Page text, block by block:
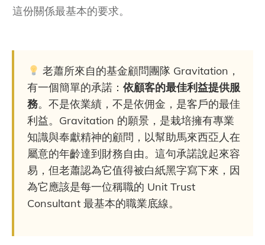
這份關係最基本的要求。
老蕭所來自的基金顧問團隊 Gravitation，
有一個簡單的承諾： 依顧客的最佳利益提供服
務。不是依業績，不是依佣金，是客戶的最佳
利益。Gravitation 的願景，是栽培擁有專業
知識與奉獻精神的顧問，以幫助馬來西亞人在
屬意的年齡達到財務自由。這句承諾說起來容
易，但老蕭認為它值得被白紙黑字寫下來，因
為它應該是每一位稱職的 Unit Trust
Consultant 最基本的職業底線。